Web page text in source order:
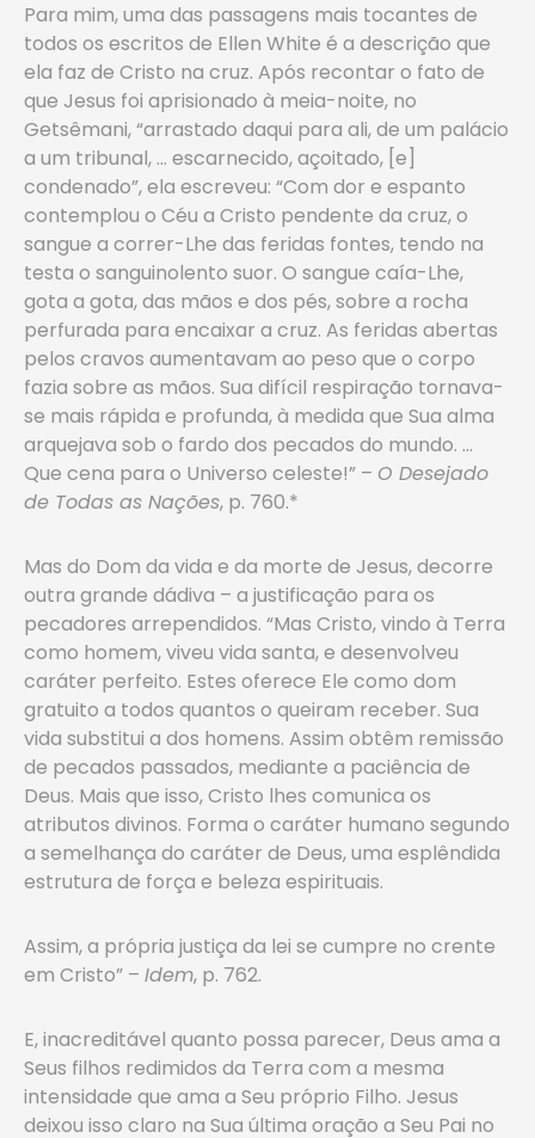
Para mim, uma das passagens mais tocantes de
todos os escritos de Ellen White é a descrição que
ela faz de Cristo na cruz. Após recontar o fato de
que Jesus foi aprisionado à meia-noite, no
Getsêmani, “arrastado daqui para ali, de um palácio
a um tribunal, … escarnecido, açoitado, [e]
condenado”, ela escreveu: “Com dor e espanto
contemplou o Céu a Cristo pendente da cruz, o
sangue a correr-Lhe das feridas fontes, tendo na
testa o sanguinolento suor. O sangue caía-Lhe,
gota a gota, das mãos e dos pés, sobre a rocha
perfurada para encaixar a cruz. As feridas abertas
pelos cravos aumentavam ao peso que o corpo
fazia sobre as mãos. Sua difícil respiração tornava-
se mais rápida e profunda, à medida que Sua alma
arquejava sob o fardo dos pecados do mundo. …
Que cena para o Universo celeste!” – O Desejado
de Todas as Nações, p. 760.*
Mas do Dom da vida e da morte de Jesus, decorre
outra grande dádiva – a justificação para os
pecadores arrependidos. “Mas Cristo, vindo à Terra
como homem, viveu vida santa, e desenvolveu
caráter perfeito. Estes oferece Ele como dom
gratuito a todos quantos o queiram receber. Sua
vida substitui a dos homens. Assim obtêm remissão
de pecados passados, mediante a paciência de
Deus. Mais que isso, Cristo lhes comunica os
atributos divinos. Forma o caráter humano segundo
a semelhança do caráter de Deus, uma esplêndida
estrutura de força e beleza espirituais.
Assim, a própria justiça da lei se cumpre no crente
em Cristo” – Idem, p. 762.
E, inacreditável quanto possa parecer, Deus ama a
Seus filhos redimidos da Terra com a mesma
intensidade que ama a Seu próprio Filho. Jesus
deixou isso claro na Sua última oração a Seu Pai no